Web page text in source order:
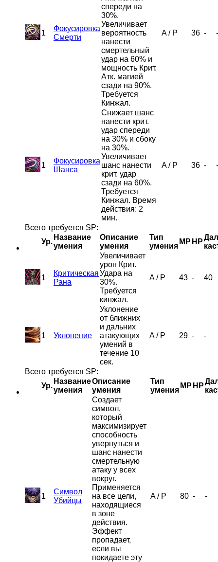
1
Фокусировка
Смерти
спереди на
30%.
Увеличивает
вероятность
нанести
смертельный
удар на 60% и
мощность Крит.
Атк. магией
сзади на 90%.
Требуется
Кинжал.
A/ P 36 - -
1
Фокусировка
Шанса
Снижает шанс
нанести крит.
удар спереди
на 30% и сбоку
на 30%.
Увеличивает
шанс нанести
крит. удар
сзади на 60%.
Требуется
Кинжал. Время
действия: 2
мин.
A/ P 36 - -
Всего требуется SP:
Ур.
Название
умения
Описание
умения
Тип
умения
MP HP
1
Критическая
Рана
Увеличивает
урон Крит.
Удара на
30%.
Требуется
кинжал.
A/ P 43 - 40
1 Уклонение
Уклонение
от ближних
и дальних
атакующих
умений в
течение 10
сек.
A/ P 29 - -
Всего требуется SP:
Ур.
Название
умения
Описание
умения
Тип
умения
MP HP
1
Символ
Убийцы
Создает
символ,
который
максимизирует
способность
увернуться и
шанс нанести
смертельную
атаку у всех
вокруг.
Применяется
на все цели,
находящиеся
в зоне
действия.
Эффект
пропадает,
если вы
покидаете эту
A/ P 80 - -